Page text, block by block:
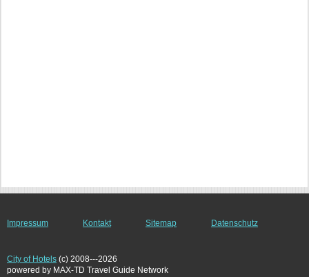
Impressum Kontakt Sitemap Datenschutz
City of Hotels (c) 2008---2026
powered by MAX-TD Travel Guide Network